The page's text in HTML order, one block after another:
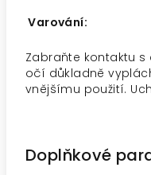
Varování:
Zabraňte kontaktu
očí důkladně
vnějšímu použití.
Doplňkové